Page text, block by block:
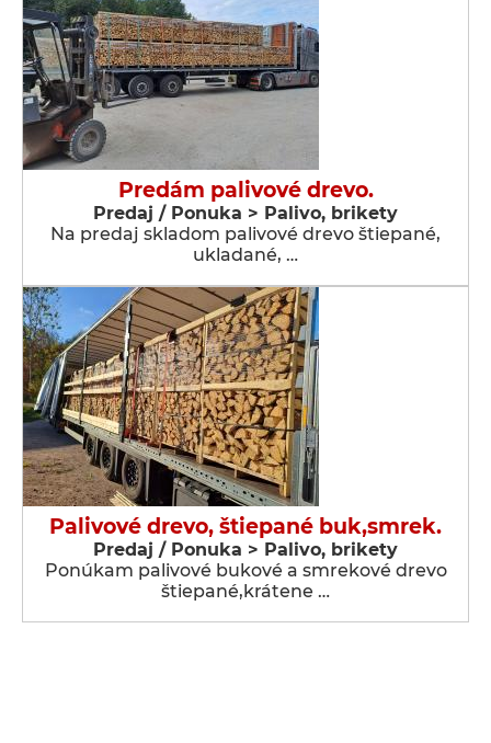
Predám palivové drevo.
Predaj / Ponuka > Palivo, brikety
Na predaj skladom palivové drevo štiepané,
ukladané, …
Palivové drevo, štiepané buk,smrek.
Predaj / Ponuka > Palivo, brikety
Ponúkam palivové bukové a smrekové drevo
štiepané,krátene …